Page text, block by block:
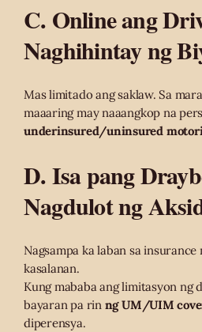
C. Online ang
Naghihintay ng
Mas limitado ang saklaw. Sa
maaaring may naaangkop na
underinsured/uninsured
D. Isa pang
Nagdulot ng
Nagsampa ka laban sa
kasalanan.
Kung mababa ang limitasyon ng
bayaran pa rin ng UM/UIM
diperensya.